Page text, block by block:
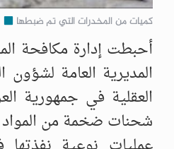
كميات من المخدرات التي تم ضبطها
أحبطت إدارة مكافحة
المديرية العامة لشؤون
العقلية في جمهورية
شحنات ضخمة من المواد